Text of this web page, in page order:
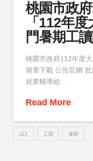
桃園市政
「112年
門暑期工
桃園市政府112年度
簡章下載 公告官網
就業輔導組 …
Read More
112 工讀 暑期